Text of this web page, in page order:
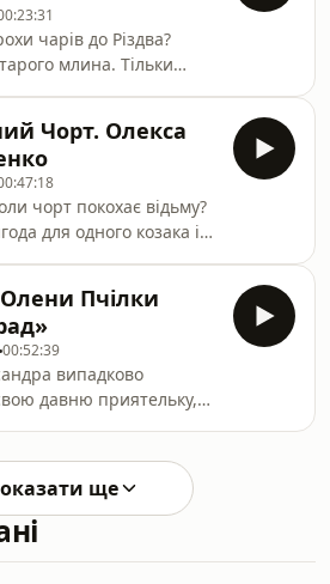
чарів до Різдва?
млина. Тільки
Чорт. Олекса
чорт покохає відьму?
для одного козака і
Пчілки
00:52:39
випадково
давню приятельку,
пана Костянтина,
поїхав у справах до
ховається під
повертається
ще